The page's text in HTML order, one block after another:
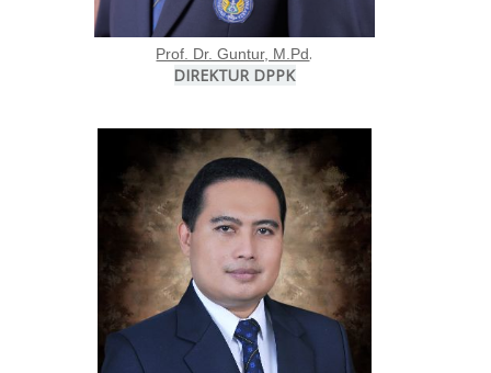
Prof. Dr. Guntur, M.Pd.
DIREKTUR DPPK